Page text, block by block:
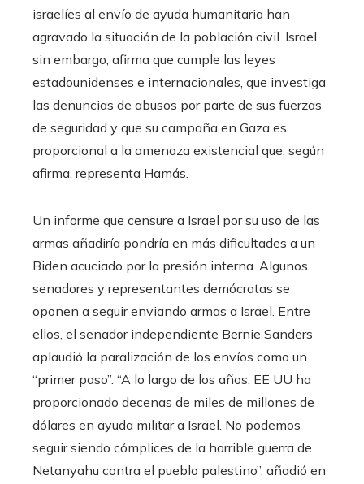
israelíes al envío de ayuda humanitaria han
agravado la situación de la población civil. Israel,
sin embargo, afirma que cumple las leyes
estadounidenses e internacionales, que investiga
las denuncias de abusos por parte de sus fuerzas
de seguridad y que su campaña en Gaza es
proporcional a la amenaza existencial que, según
afirma, representa Hamás.
Un informe que censure a Israel por su uso de las
armas añadiría pondría en más dificultades a un
Biden acuciado por la presión interna. Algunos
senadores y representantes demócratas se
oponen a seguir enviando armas a Israel. Entre
ellos, el senador independiente Bernie Sanders
aplaudió la paralización de los envíos como un
“primer paso”. “A lo largo de los años, EE UU ha
proporcionado decenas de miles de millones de
dólares en ayuda militar a Israel. No podemos
seguir siendo cómplices de la horrible guerra de
Netanyahu contra el pueblo palestino”, añadió en